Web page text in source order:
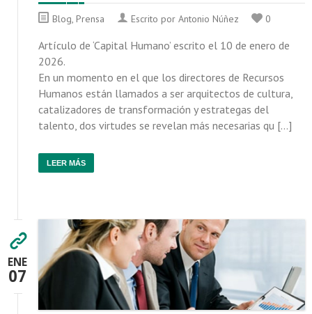
Blog, Prensa Escrito por Antonio Núñez 0
Artículo de ‘Capital Humano’ escrito el 10 de enero de
2026.
En un momento en el que los directores de Recursos
Humanos están llamados a ser arquitectos de cultura,
catalizadores de transformación y estrategas del
talento, dos virtudes se revelan más necesarias qu […]
LEER MÁS
ENE
07